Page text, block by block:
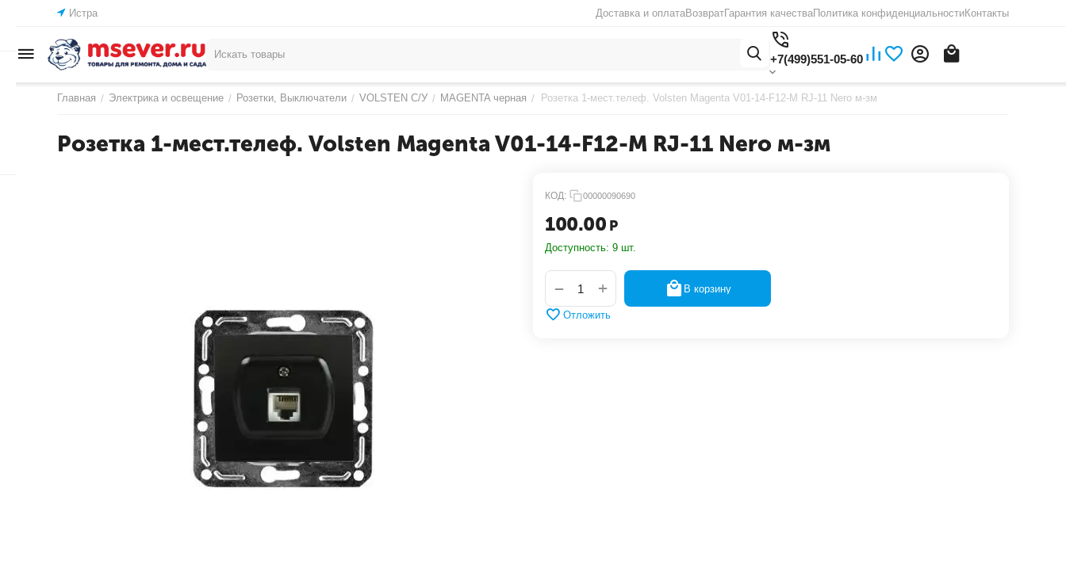
Истра Доставка и оплатаВозвратГарантия качестваПолитика конфиденциальностиКонтакты
+7(499)551-05-60
Главная / Электрика и освещение / Розетки, Выключатели / VOLSTEN С/У / MAGENTA черная / Розетка 1-мест.телеф. Volsten Magenta V01-14-F12-M RJ-11 Nero м-зм
Розетка 1-мест.телеф. Volsten Magenta V01-14-F12-M RJ-11 Nero м-зм
КОД: 00000090690
100.00 Р
Доступность: 9 шт.
+
− В корзину
Отложить